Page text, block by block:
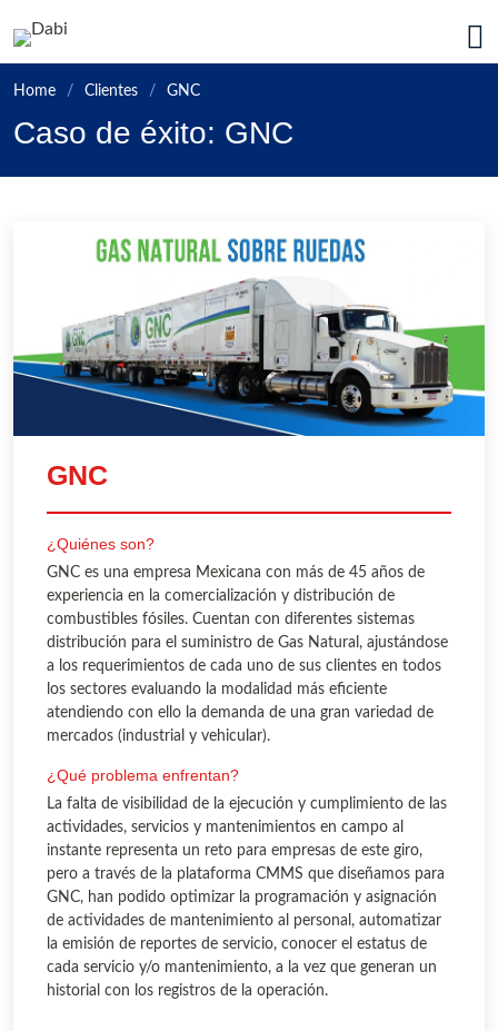
Ir a la página principal de
Home Clientes GNC
Caso de éxito: GNC
GNC
¿Quiénes son?
GNC es una empresa Mexicana con más de 45 años de
experiencia en la comercialización y distribución de
combustibles fósiles. Cuentan con diferentes sistemas
distribución para el suministro de Gas Natural, ajustándose
a los requerimientos de cada uno de sus clientes en todos
los sectores evaluando la modalidad más eficiente
atendiendo con ello la demanda de una gran variedad de
mercados (industrial y vehicular).
¿Qué problema enfrentan?
La falta de visibilidad de la ejecución y cumplimiento de las
actividades, servicios y mantenimientos en campo al
instante representa un reto para empresas de este giro,
pero a través de la plataforma CMMS que diseñamos para
GNC, han podido optimizar la programación y asignación
de actividades de mantenimiento al personal, automatizar
la emisión de reportes de servicio, conocer el estatus de
cada servicio y/o mantenimiento, a la vez que generan un
historial con los registros de la operación.